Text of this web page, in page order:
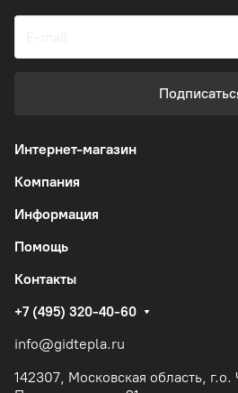
Интернет-магазин
Компания
Информация
Помощь
Контакты
+7 (495) 320-40-60
info@gidtepla.ru
142307, Московская область, г.о.